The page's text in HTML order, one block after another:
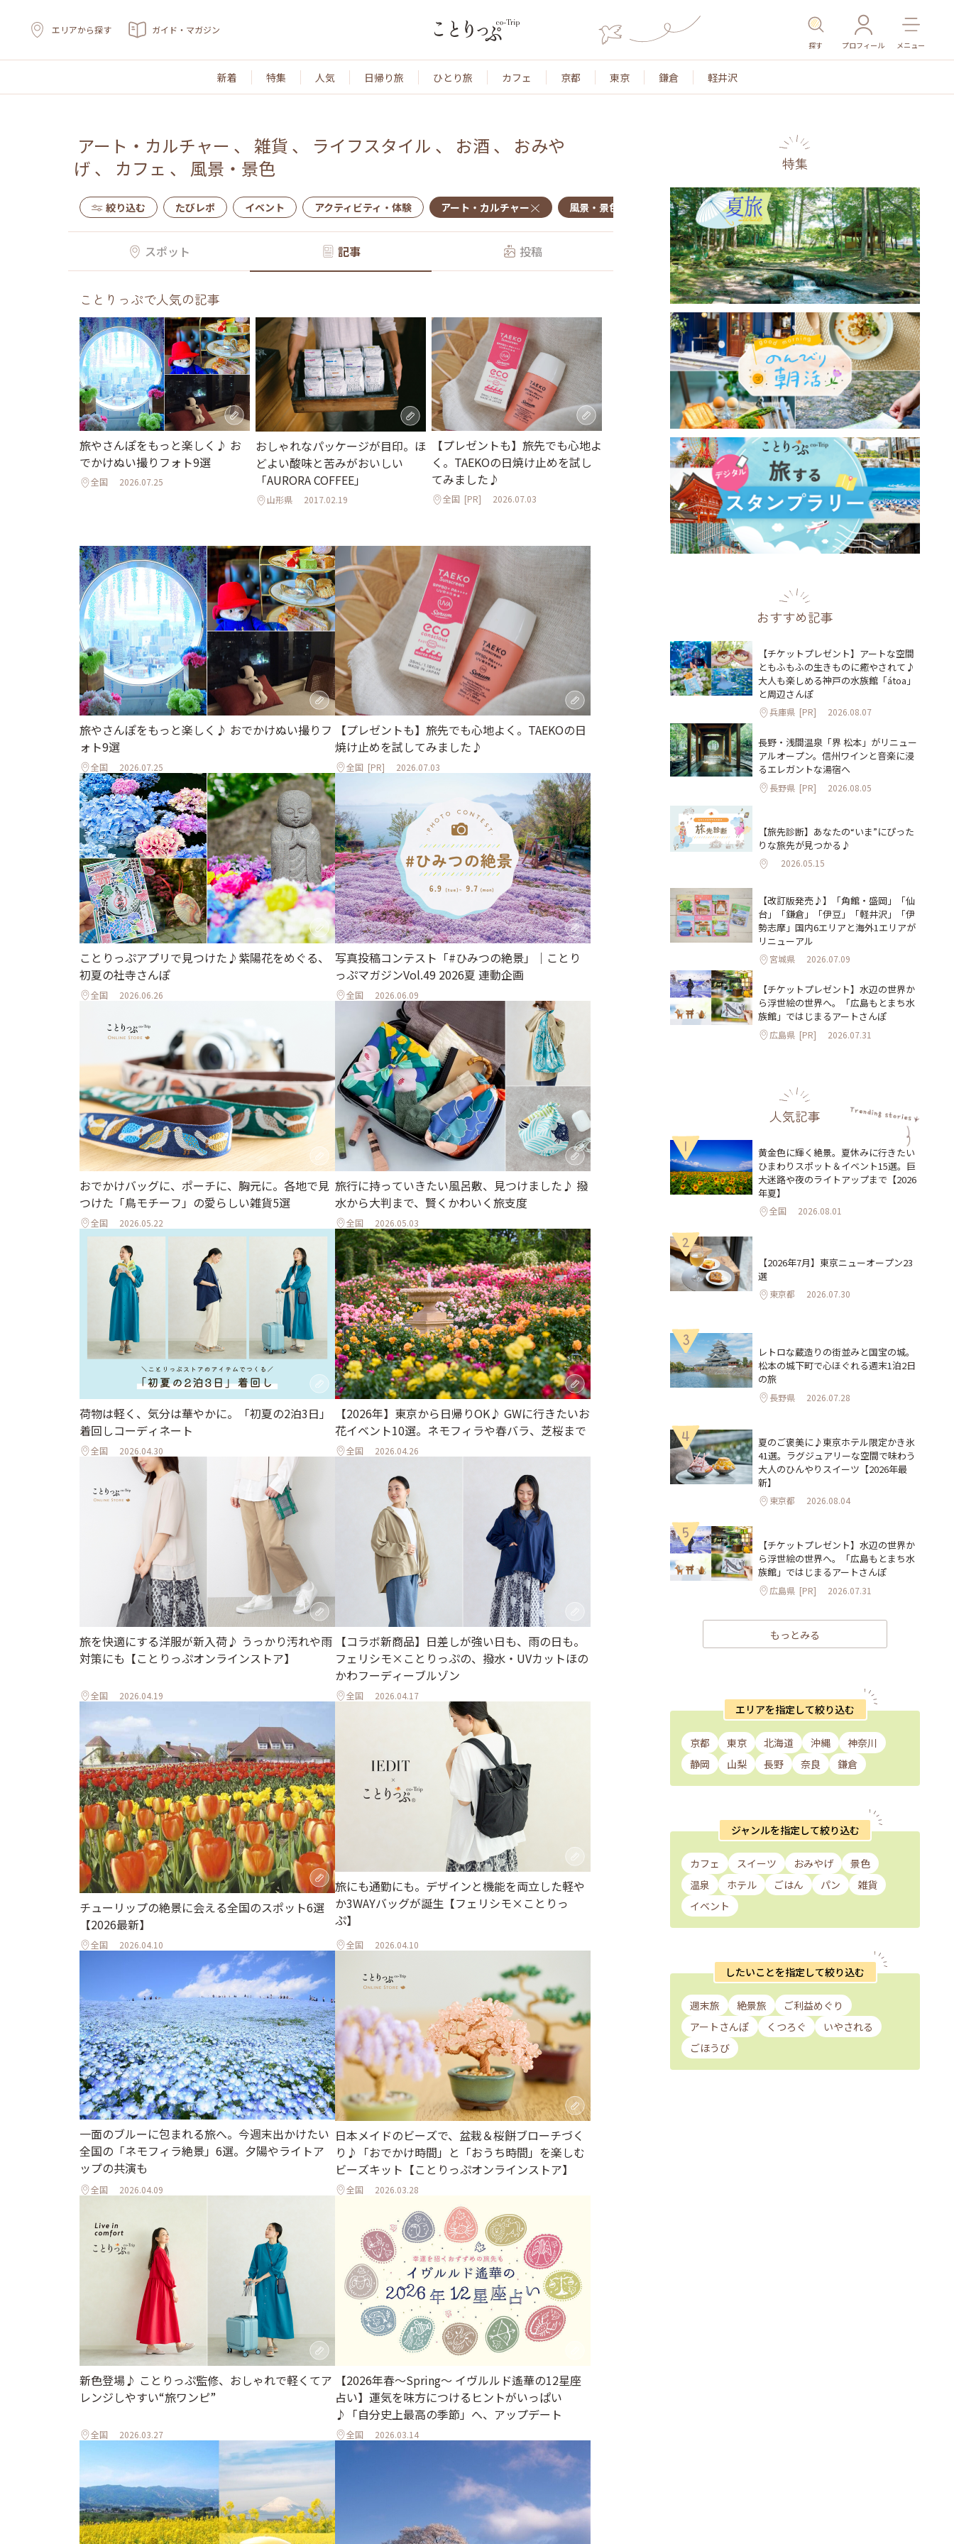
エリアから探す ガイド・マガジン
探す プロフィール メニュー
新着 特集 人気 日帰り旅 ひとり旅 カフェ 京都 東京 鎌倉 軽井沢
アート・カルチャー 、 雑貨 、 ライフスタイル 、 お酒 、 おみや
げ 、 カフェ 、 風景・景色
絞り込む たびレポ イベント アクティビティ・体験 アート・カルチャー 風景・景色 名所・旧跡 温泉・スパ その他施設 ごはん
スポット 記事 投稿
ことりっぷで人気の記事
旅やさんぽをもっと楽しく♪ お
でかけぬい撮りフォト9選
全国 2026.07.25
おしゃれなパッケージが目印。ほ
どよい酸味と苦みがおいしい
「AURORA COFFEE」
山形県 2017.02.19
【プレゼントも】旅先でも心地よ
く。TAEKOの日焼け止めを試し
てみました♪
全国 [PR] 2026.07.03
旅やさんぽをもっと楽しく♪ おでかけぬい撮りフ
ォト9選
全国 2026.07.25
【プレゼントも】旅先でも心地よく。TAEKOの日
焼け止めを試してみました♪
全国 [PR] 2026.07.03
ことりっぷアプリで見つけた♪紫陽花をめぐる、
初夏の社寺さんぽ
全国 2026.06.26
写真投稿コンテスト「#ひみつの絶景」｜ことり
っぷマガジンVol.49 2026夏 連動企画
全国 2026.06.09
おでかけバッグに、ポーチに、胸元に。各地で見
つけた「鳥モチーフ」の愛らしい雑貨5選
全国 2026.05.22
旅行に持っていきたい風呂敷、見つけました♪ 撥
水から大判まで、賢くかわいく旅支度
全国 2026.05.03
荷物は軽く、気分は華やかに。「初夏の2泊3日」
着回しコーディネート
全国 2026.04.30
【2026年】東京から日帰りOK♪ GWに行きたいお
花イベント10選。ネモフィラや春バラ、芝桜まで
全国 2026.04.26
旅を快適にする洋服が新入荷♪ うっかり汚れや雨
対策にも【ことりっぷオンラインストア】
全国 2026.04.19
【コラボ新商品】日差しが強い日も、雨の日も。
フェリシモ×ことりっぷの、撥水・UVカットほの
かわフーディーブルゾン
全国 2026.04.17
チューリップの絶景に会える全国のスポット6選
【2026最新】
全国 2026.04.10
旅にも通勤にも。デザインと機能を両立した軽や
か3WAYバッグが誕生【フェリシモ×ことりっ
ぷ】
全国 2026.04.10
一面のブルーに包まれる旅へ。今週末出かけたい
全国の「ネモフィラ絶景」6選。夕陽やライトア
ップの共演も
全国 2026.04.09
日本メイドのビーズで、盆栽＆桜餅ブローチづく
り♪「おでかけ時間」と「おうち時間」を楽しむ
ビーズキット【ことりっぷオンラインストア】
全国 2026.03.28
新色登場♪ ことりっぷ監修、おしゃれで軽くてア
レンジしやすい“旅ワンピ”
全国 2026.03.27
【2026年春～Spring～ イヴルルド遙華の12星座
占い】運気を味方につけるヒントがいっぱい
♪「自分史上最高の季節」へ、アップデート
全国 2026.03.14
特集
おすすめ記事
【チケットプレゼント】アートな空間
ともふもふの生きものに癒やされて♪
大人も楽しめる神戸の水族館「átoa」
と周辺さんぽ
兵庫県 [PR] 2026.08.07
長野・浅間温泉「界 松本」がリニュー
アルオープン。信州ワインと音楽に浸
るエレガントな湯宿へ
長野県 [PR] 2026.08.05
【旅先診断】あなたの“いま”にぴった
りな旅先が見つかる♪
2026.05.15
【改訂版発売♪】「角館・盛岡」「仙
台」「鎌倉」「伊豆」「軽井沢」「伊
勢志摩」国内6エリアと海外1エリアが
リニューアル
宮城県 2026.07.09
【チケットプレゼント】水辺の世界か
ら浮世絵の世界へ。「広島もとまち水
族館」ではじまるアートさんぽ
広島県 [PR] 2026.07.31
人気記事
1
黄金色に輝く絶景。夏休みに行きたい
ひまわりスポット＆イベント15選。巨
大迷路や夜のライトアップまで【2026
年夏】
全国 2026.08.01
2
【2026年7月】東京ニューオープン23
選
東京都 2026.07.30
3
レトロな蔵造りの街並みと国宝の城。
松本の城下町で心ほぐれる週末1泊2日
の旅
長野県 2026.07.28
4
夏のご褒美に♪東京ホテル限定かき氷
41選。ラグジュアリーな空間で味わう
大人のひんやりスイーツ【2026年最
新】
東京都 2026.08.04
5
【チケットプレゼント】水辺の世界か
ら浮世絵の世界へ。「広島もとまち水
族館」ではじまるアートさんぽ
広島県 [PR] 2026.07.31
もっとみる
エリアを指定して絞り込む
京都 東京 北海道 沖縄
神奈川
静岡
山梨 長野 奈良 鎌倉
ジャンルを指定して絞り込む
カフェ スイーツ おみやげ
景色
温泉
ホテル ごはん パン
雑貨
イベント
したいことを指定して絞り込む
週末旅 絶景旅
ご利益めぐり
アートさんぽ
くつろぐ
いやされる
ごほうび